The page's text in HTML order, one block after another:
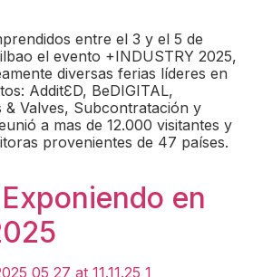
entre el 3 y el 5 de
el evento +INDUSTRY 2025,
diversas ferias líderes en
AdditƐD, BeDIGITAL,
& Valves, Subcontratación y
a mas de 12.000 visitantes y
provenientes de 47 países.
en